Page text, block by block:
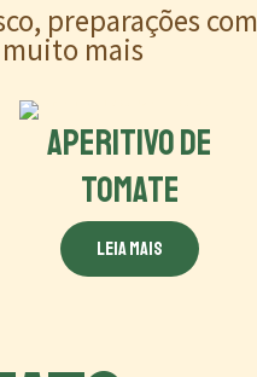
preparações com
mais
APERITIVO DE
TOMATE
Leia mais